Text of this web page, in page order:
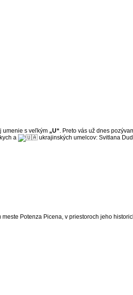
umenie s veľkým „U“. Preto vás už dnes
a
ukrajinských umelcov: Svitlana
Potenza Picena, v priestoroch jeho